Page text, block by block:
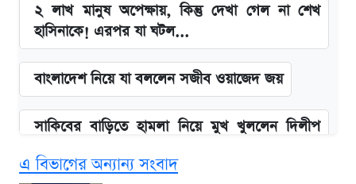
২ লাখ মানুষ অপেক্ষায়, কিন্তু দেখা গেল না শেখ
হাসিনাকে! এরপর যা ঘটল...
বাংলাদেশ নিয়ে যা বললেন সজীব ওয়াজেদ জয়
সাকিবের বাড়িতে হামলা নিয়ে মুখ খুললেন দিলীপ
এ বিভাগের অন্যান্য সংবাদ